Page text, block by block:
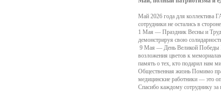
Май 2026 года для
сотрудники не остались в
1 Мая — Праздник Весны и
демонстрируя свою
9 Мая — День Великой Победы
возложения цветов к
память о тех, кто подарил нам
Общественная жизнь Помимо
медицинские работники — это
Спасибо каждому сотруднику